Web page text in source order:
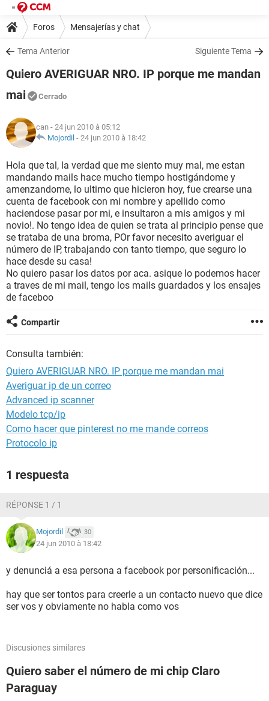
Foros Mensajerías y chat
Tema Anterior Siguiente Tema
Quiero AVERIGUAR NRO. IP porque me mandan
mai
Cerrado
can - 24 jun 2010 à 05:12
Mojordil - 24 jun 2010 à 18:42
Hola que tal, la verdad que me siento muy mal, me estan
mandando mails hace mucho tiempo hostigándome y
amenzandome, lo ultimo que hicieron hoy, fue crearse una
cuenta de facebook con mi nombre y apellido como
haciendose pasar por mi, e insultaron a mis amigos y mi
novio!. No tengo idea de quien se trata al principio pense que
se trataba de una broma, POr favor necesito averiguar el
número de IP, trabajando con tanto tiempo, que seguro lo
hace desde su casa!
No quiero pasar los datos por aca. asique lo podemos hacer
a traves de mi mail, tengo los mails guardados y los ensajes
de faceboo
Compartir
Consulta también:
Quiero AVERIGUAR NRO. IP porque me mandan mai
Averiguar ip de un correo
Advanced ip scanner
Modelo tcp/ip
Como hacer que pinterest no me mande correos
Protocolo ip
1 respuesta
RÉPONSE 1 / 1
Mojordil 30
24 jun 2010 à 18:42
y denunciá a esa persona a facebook por personificación...
hay que ser tontos para creerle a un contacto nuevo que dice
ser vos y obviamente no habla como vos
Discusiones similares
Quiero saber el número de mi chip Claro
Paraguay